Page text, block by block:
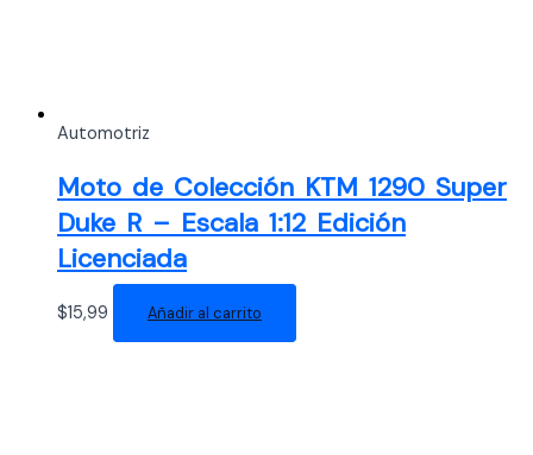
Automotriz
Moto de Colección KTM 1290 Super
Duke R – Escala 1:12 Edición
Licenciada
$15,99 Añadir al carrito